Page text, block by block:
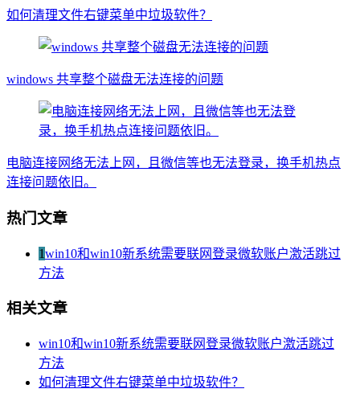
如何清理文件右键菜单中垃圾软件？
windows 共享整个磁盘无法连接的问题
电脑连接网络无法上网，且微信等也无法登录，换手机热点
连接问题依旧。
热门文章
1win10和win10新系统需要联网登录微软账户激活跳过
方法
相关文章
win10和win10新系统需要联网登录微软账户激活跳过
方法
如何清理文件右键菜单中垃圾软件？